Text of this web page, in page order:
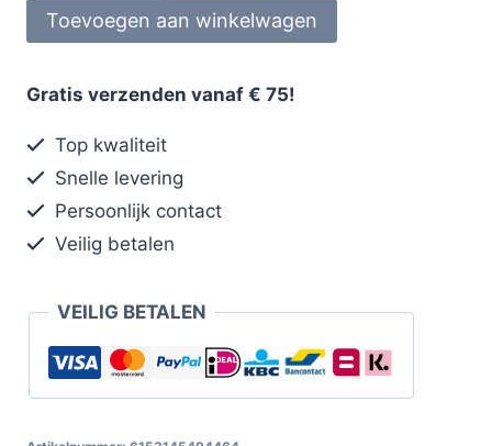
Toevoegen aan winkelwagen
Gratis verzenden vanaf € 75!
Top kwaliteit
Snelle levering
Persoonlijk contact
Veilig betalen
VEILIG BETALEN